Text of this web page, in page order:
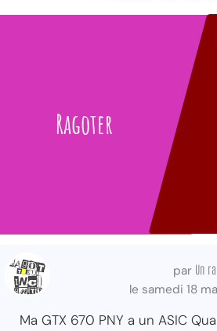
Ragoter
par Un
le samedi 18
Ma GTX 670 PNY a un ASIC